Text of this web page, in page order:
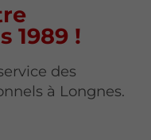
1989 !
des
à Longnes.